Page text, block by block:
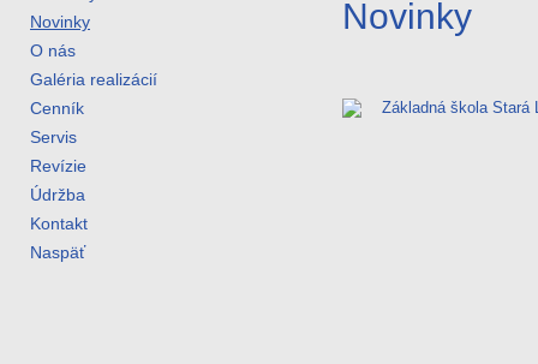
Novinky
O nás
Galéria realizácií
Cenník
Servis
Revízie
Údržba
Kontakt
Naspäť
Novinky